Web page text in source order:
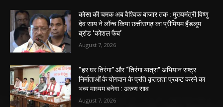
कोसा की चमक अब वैश्विक बाजार तक : मुख्यमंत्री विष्णु
देव साय ने लॉन्च किया छत्तीसगढ़ का प्रीमियम हैंडलूम
ब्रांड ‘कोशल फैब’
August 7, 2026
“हर घर तिरंगा” और “तिरंगा यात्रा” अभियान राष्ट्र
निर्माताओं के योगदान के प्रति कृतज्ञता प्रकट करने का
भव्य माध्यम बनेगा : अरुण साव
August 7, 2026